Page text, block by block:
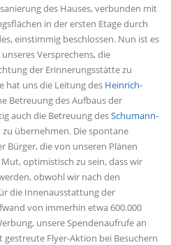
des Hauses, verbunden mit
in der ersten Etage durch
einstimmig beschlossen. Nun ist es
Versprechens, die
der Erinnerungsstätte zu
hat uns die Leitung des Heinrich-
Betreuung des Aufbaus der
auch die Betreuung desSchumann-
übernehmen. Die spontane
Bürger, die von unseren Plänen
optimistisch zu sein, dass wir
obwohl wir nach den
die Innenausstattung der
von immerhin etwa 600.000
unsere Spendenaufrufe an
Flyer-Aktion bei Besuchern